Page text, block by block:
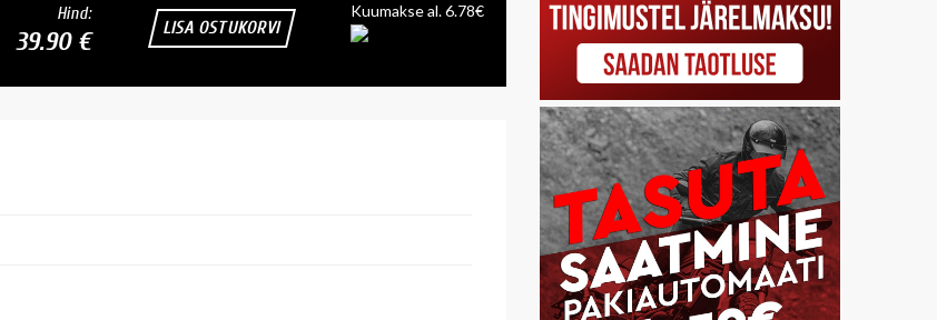
Hind:
39.90 €
Kuumakse al. 6.78€
LISA OSTUKORVI